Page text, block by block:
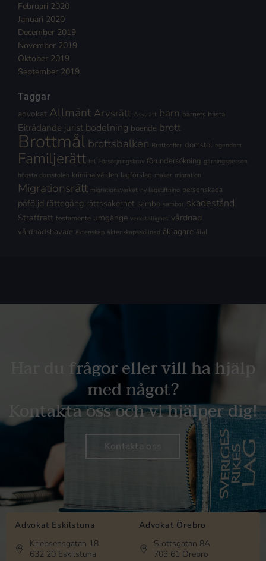
Februari 2020
Januari 2020
December 2019
November 2019
Oktober 2019
September 2019
Taggar
advokat Allmänt Arvsrätt Asylrätt barn barnets bästa
Biträdande jurist bodelning boende brott
Brottmålbrottsbalken Brottsoffer domstol egendom
Familjerätt fel Försörjningskrav förundersökning gärningsperson
högsta domstolen kriminalvården lagförslag makar migration
Migrationsrätt migrationsverket ny lagstiftning personskada
påföljd rättegång rättssäkerhet sambo sambor skadestånd
Straffrätt testamente umgänge verkställighet vårdnad
vårdnadshavare äktenskap äktenskapsskillnad åklagare åtal
Har du frågor eller vill ha hjälp
med något?
Kontakta oss och vi hjälper dig!
Kontakta oss
Advokat Eskilstuna
Kriebsensgatan 18
632 20 Eskilstuna
Advokat Örebro
Slottsgatan 8A
703 61 Örebro